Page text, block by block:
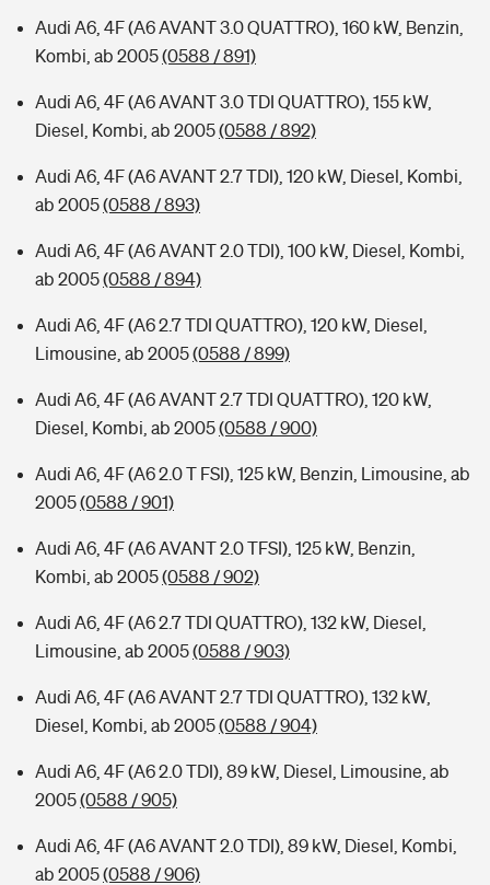
Audi A6, 4F (A6 AVANT 3.0 QUATTRO), 160 kW, Benzin,
Kombi, ab 2005(0588 / 891)
Audi A6, 4F (A6 AVANT 3.0 TDI QUATTRO), 155 kW,
Diesel, Kombi, ab 2005(0588 / 892)
Audi A6, 4F (A6 AVANT 2.7 TDI), 120 kW, Diesel, Kombi,
ab 2005(0588 / 893)
Audi A6, 4F (A6 AVANT 2.0 TDI), 100 kW, Diesel, Kombi,
ab 2005(0588 / 894)
Audi A6, 4F (A6 2.7 TDI QUATTRO), 120 kW, Diesel,
Limousine, ab 2005(0588 / 899)
Audi A6, 4F (A6 AVANT 2.7 TDI QUATTRO), 120 kW,
Diesel, Kombi, ab 2005(0588 / 900)
Audi A6, 4F (A6 2.0 T FSI), 125 kW, Benzin, Limousine, ab
2005(0588 / 901)
Audi A6, 4F (A6 AVANT 2.0 TFSI), 125 kW, Benzin,
Kombi, ab 2005(0588 / 902)
Audi A6, 4F (A6 2.7 TDI QUATTRO), 132 kW, Diesel,
Limousine, ab 2005(0588 / 903)
Audi A6, 4F (A6 AVANT 2.7 TDI QUATTRO), 132 kW,
Diesel, Kombi, ab 2005(0588 / 904)
Audi A6, 4F (A6 2.0 TDI), 89 kW, Diesel, Limousine, ab
2005(0588 / 905)
Audi A6, 4F (A6 AVANT 2.0 TDI), 89 kW, Diesel, Kombi,
ab 2005(0588 / 906)